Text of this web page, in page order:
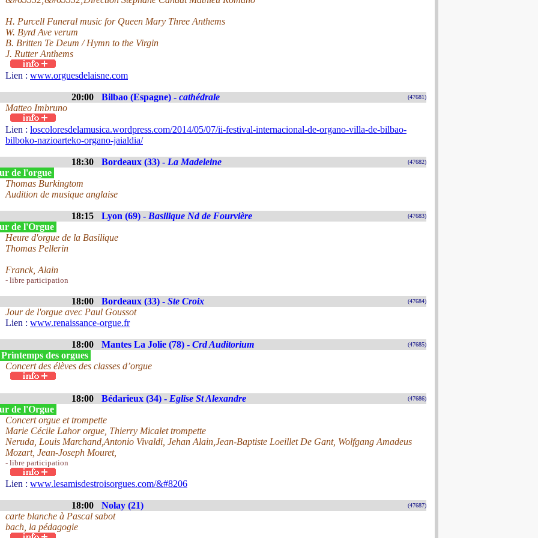
H. Purcell Funeral music for Queen Mary Three Anthems
W. Byrd Ave verum
B. Britten Te Deum / Hymn to the Virgin
J. Rutter Anthems
Lien : www.orguesdelaisne.com
20:00 Bilbao (Espagne) - cathédrale (47681)
Matteo Imbruno
Lien : loscoloresdelamusica.wordpress.com/2014/05/07/ii-festival-internacional-de-organo-villa-de-bilbao-
bilboko-nazioarteko-organo-jaialdia/
18:30 Bordeaux (33) - La Madeleine (47682)
de l'orgue
Thomas Burkingtom
Audition de musique anglaise
18:15 Lyon (69) - Basilique Nd de Fourvière (47683)
de l'Orgue
Heure d'orgue de la Basilique
Thomas Pellerin
Franck, Alain
- libre participation
18:00 Bordeaux (33) - Ste Croix (47684)
Jour de l'orgue avec Paul Goussot
Lien : www.renaissance-orgue.fr
18:00 Mantes La Jolie (78) - Crd Auditorium (47685)
Printemps des orgues
Concert des élèves des classes d’orgue
18:00 Bédarieux (34) - Eglise St Alexandre (47686)
de l'Orgue
Concert orgue et trompette
Marie Cécile Lahor orgue, Thierry Micalet trompette
Neruda, Louis Marchand,Antonio Vivaldi, Jehan Alain,Jean-Baptiste Loeillet De Gant, Wolfgang Amadeus
Mozart, Jean-Joseph Mouret,
- libre participation
Lien : www.lesamisdestroisorgues.com/&#8206
18:00 Nolay (21) (47687)
carte blanche à Pascal sabot
bach, la pédagogie